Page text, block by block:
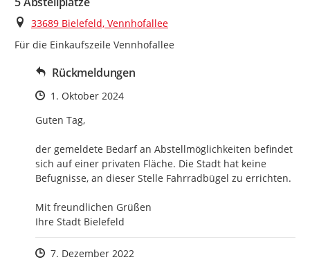
Ort
33689 Bielefeld, Vennhofallee
Für die Einkaufszeile Vennhofallee
Rückmeldungen
Zeitpunkt des Erstellens
1. Oktober 2024
Guten Tag,
der gemeldete Bedarf an Abstellmöglichkeiten befindet
sich auf einer privaten Fläche. Die Stadt hat keine
Befugnisse, an dieser Stelle Fahrradbügel zu errichten.
Mit freundlichen Grüßen
Ihre Stadt Bielefeld
Zeitpunkt des Erstellens
7. Dezember 2022